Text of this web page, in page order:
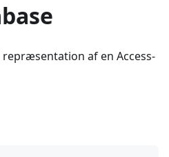
af en Access-